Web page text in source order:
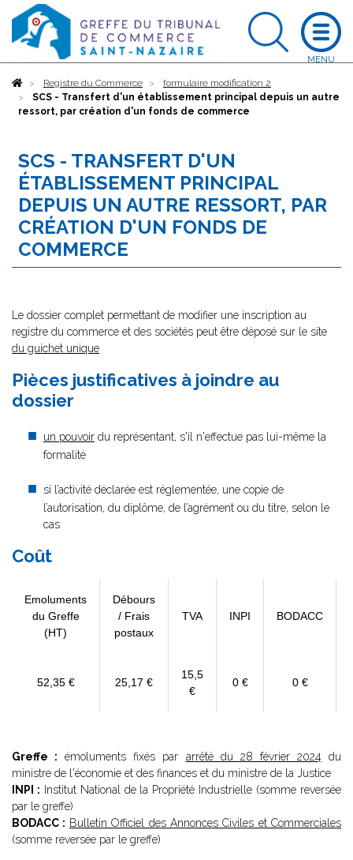
AccueilRegistre du Commerce
formulaire modification 2
SCS - Transfert d'un établissement principal depuis un autre
ressort, par création d'un fonds de commerce
SCS - TRANSFERT D'UN
ÉTABLISSEMENT PRINCIPAL
DEPUIS UN AUTRE RESSORT, PAR
CRÉATION D'UN FONDS DE
COMMERCE
Le dossier complet permettant de modifier une inscription au
registre du commerce et des sociétés peut être déposé sur le site
du guichet unique
Pièces justificatives à joindre au
dossier
un pouvoir du représentant, s'il n'effectue pas lui-même la
formalité
si l’activité déclarée est réglementée, une copie de
l’autorisation, du diplôme, de l’agrément ou du titre, selon le
cas
Coût
Emoluments
du Greffe
(HT)
Débours
/ Frais
postaux
TVA INPI BODACC
52,35 € 25,17 €
15,5
€
0 € 0 €
Greffe : émoluments fixés par arrêté du 28 février 2024 du
ministre de l'économie et des finances et du ministre de la Justice
INPI : Institut National de la Propriété Industrielle (somme reversée
par le greffe)
BODACC : Bulletin Officiel des Annonces Civiles et Commerciales
(somme reversée par le greffe)